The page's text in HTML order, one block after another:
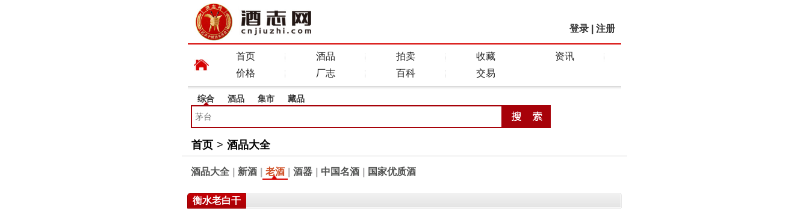
登录 注册
首页 酒品 拍卖 收藏
资讯
价格
厂志 百科 交易
综合 酒品 集市 藏品
首页 > 酒品大全
酒品大全 新酒 老酒 酒器 中国名酒 国家优质酒
衡水老白干